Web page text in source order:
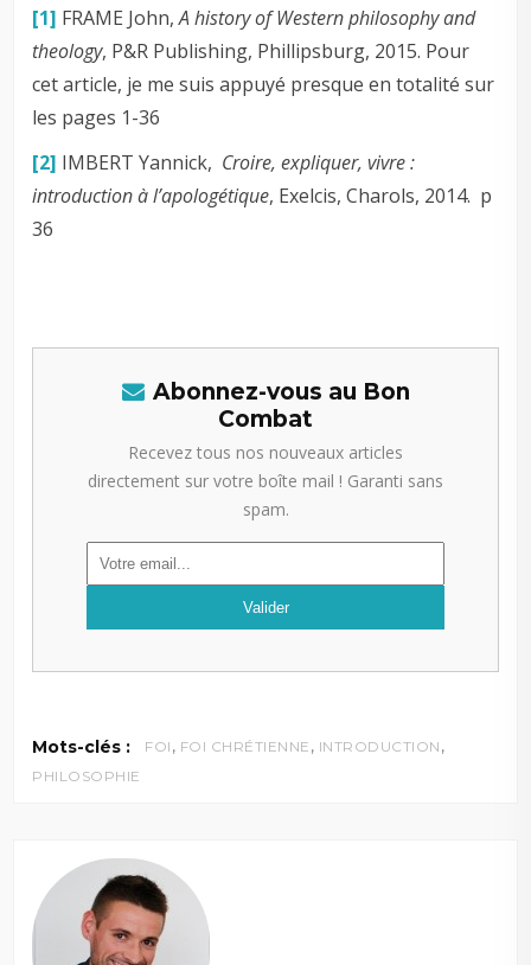
[1] FRAME John,A history of Western philosophy and
theology, P&R Publishing, Phillipsburg, 2015. Pour
cet article, je me suis appuyé presque en totalité sur
les pages 1-36
[2] IMBERT Yannick, Croire, expliquer, vivre :
introduction à l’apologétique, Exelcis, Charols, 2014. p
36
Abonnez-vous au Bon
Combat
Recevez tous nos nouveaux articles
directement sur votre boîte mail ! Garanti sans
spam.
Mots-clés : FOI , FOI CHRÉTIENNE , INTRODUCTION ,
PHILOSOPHIE